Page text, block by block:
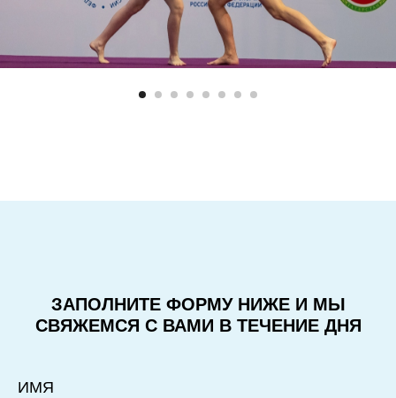
ЗАПОЛНИТЕ ФОРМУ НИЖЕ И МЫ
СВЯЖЕМСЯ С ВАМИ В ТЕЧЕНИЕ ДНЯ
ИМЯ